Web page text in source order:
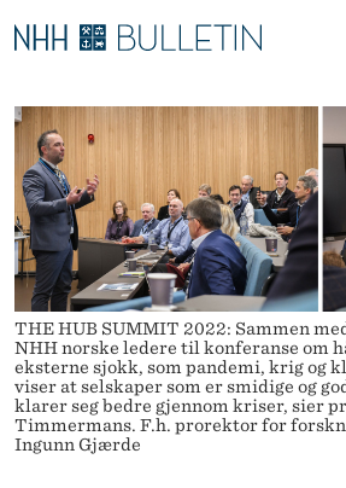
L
Æ
R
T
A
V
H
V
E
O
V
E
D
M
E
N
Y
Ø
K
T
S
T
E
D
E
T
Stipendiater og nye forskerprofiler
Disputaser
Ekspertutvalg
Om Bulletin
THE HUB SUMMIT 2022: Sammen
NHH norske ledere til konferanse om
eksterne sjokk, som pandemi, krig og
viser at selskaper som er smidige og
klarer seg bedre gjennom kriser, sier
Timmermans. F.h. prorektor for
Ingunn Gjærde